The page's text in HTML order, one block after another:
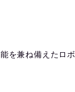
を兼ね備えたロボ